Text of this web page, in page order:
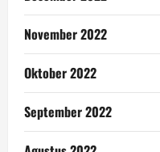
November 2022
Oktober 2022
September 2022